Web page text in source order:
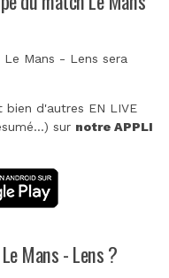
Mans - Lens sera
d'autres EN LIVE
sur notre APPLI
Mans - Lens ?